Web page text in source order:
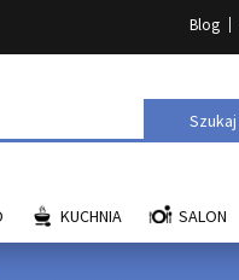
Blog
Szukaj
KUCHNIA SALON